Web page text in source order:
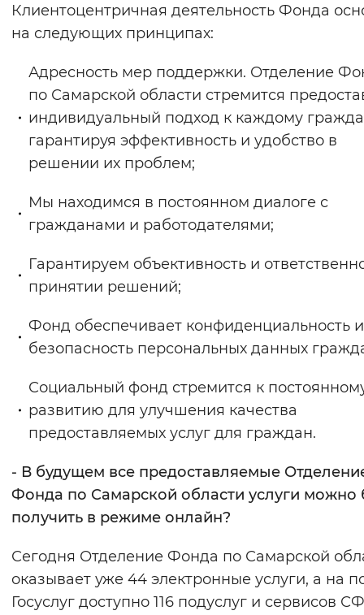
Клиентоцентричная деятельность Фонда
на следующих принципах:
Адресность мер поддержки. Отделение
по Самарской области стремится
индивидуальный подход к каждому
гарантируя эффективность и удобство в
решении их проблем;
Мы находимся в постоянном диалоге с
гражданами и работодателями;
Гарантируем объективность и
принятии решений;
Фонд обеспечивает конфиденциальность и
безопасность персональных данных
Социальный фонд стремится к
развитию для улучшения качества
предоставляемых услуг для граждан.
- В будущем все предоставляемые
Фонда по Самарской области услуги можно
получить в режиме онлайн?
Сегодня Отделение Фонда по Самарской
оказывает уже 44 электронные услуги, а на
Госуслуг доступно 116 подуслуг и сервисов